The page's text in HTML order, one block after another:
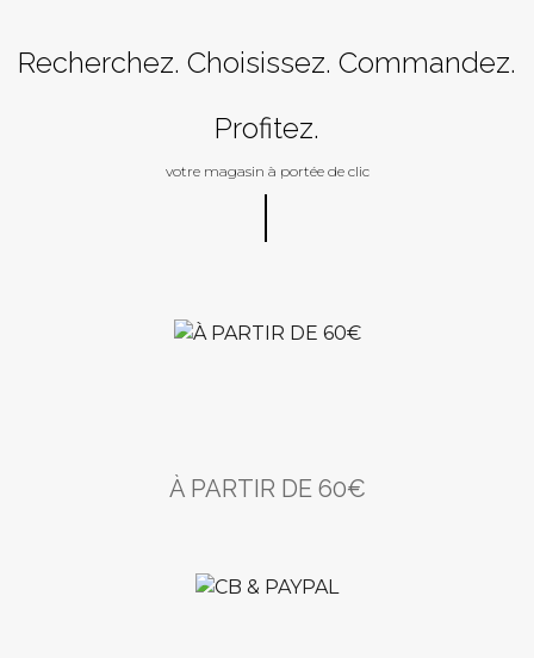
Recherchez. Choisissez. Commandez.
Profitez.
votre magasin à portée de clic
À PARTIR DE 60€